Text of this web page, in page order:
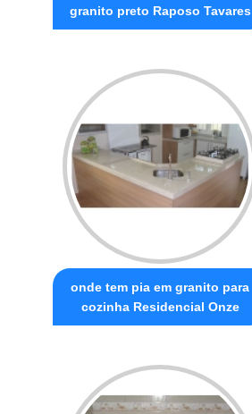
granito preto Raposo Tavares
onde tem pia em granito para
cozinha Residencial Onze